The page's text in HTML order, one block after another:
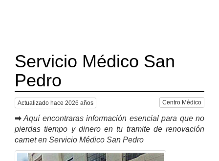
Servicio Médico San
Pedro
Actualizado hace 2026 años Centro Médico
➡ Aquí encontraras información esencial para que no
pierdas tiempo y dinero en tu tramite de renovación
carnet en Servicio Médico San Pedro